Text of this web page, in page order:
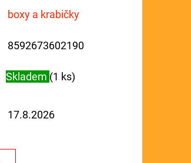
boxy a krabičky
8592673602190
Skladem (1 ks)
17.8.2026